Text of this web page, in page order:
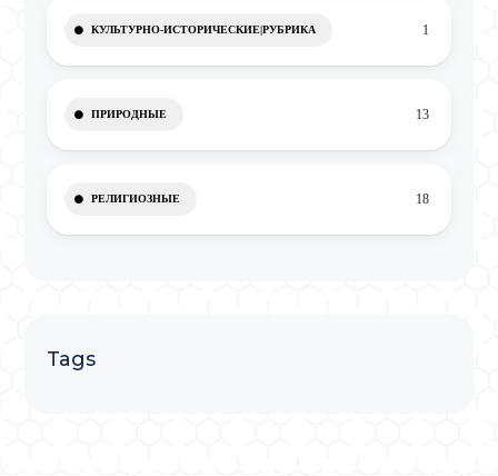
КУЛЬТУРНО-ИСТОРИЧЕСКИЕ|РУБРИКА 1
ПРИРОДНЫЕ 13
РЕЛИГИОЗНЫЕ 18
Tags